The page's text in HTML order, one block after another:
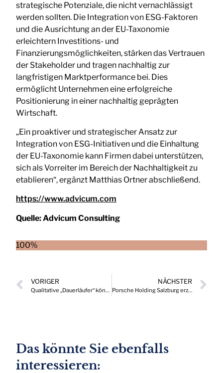
strategische Potenziale, die nicht vernachlässigt
werden sollten. Die Integration von ESG-Faktoren
und die Ausrichtung an der EU-Taxonomie
erleichtern Investitions- und
Finanzierungsmöglichkeiten, stärken das Vertrauen
der Stakeholder und tragen nachhaltig zur
langfristigen Marktperformance bei. Dies
ermöglicht Unternehmen eine erfolgreiche
Positionierung in einer nachhaltig geprägten
Wirtschaft.
„Ein proaktiver und strategischer Ansatz zur
Integration von ESG-Initiativen und die Einhaltung
der EU-Taxonomie kann Firmen dabei unterstützen,
sich als Vorreiter im Bereich der Nachhaltigkeit zu
etablieren“, ergänzt Matthias Ortner abschließend.
https://www.advicum.com
Quelle: Advicum Consulting
100%
VORIGER
Qualitative „Dauerläufer“ können 2024 ihre Stärke beweisen
NÄCHSTER
Porsche Holding Salzburg erzielt 2023 neuen Umsatzrekord
Das könnte Sie ebenfalls
interessieren: